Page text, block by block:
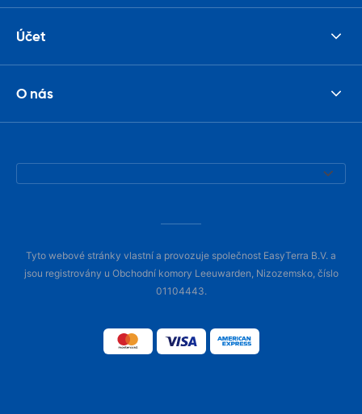
Účet
O nás
Tyto webové stránky vlastní a provozuje společnost EasyTerra B.V. a
jsou registrovány u Obchodní komory Leeuwarden, Nizozemsko, číslo
01104443.